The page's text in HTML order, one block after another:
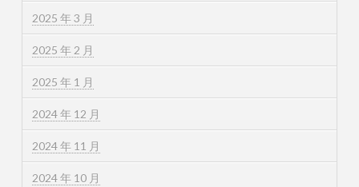
2025 年 3 月
2025 年 2 月
2025 年 1 月
2024 年 12 月
2024 年 11 月
2024 年 10 月